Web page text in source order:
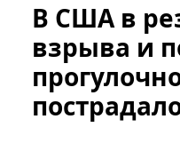
В США в
взрыва и